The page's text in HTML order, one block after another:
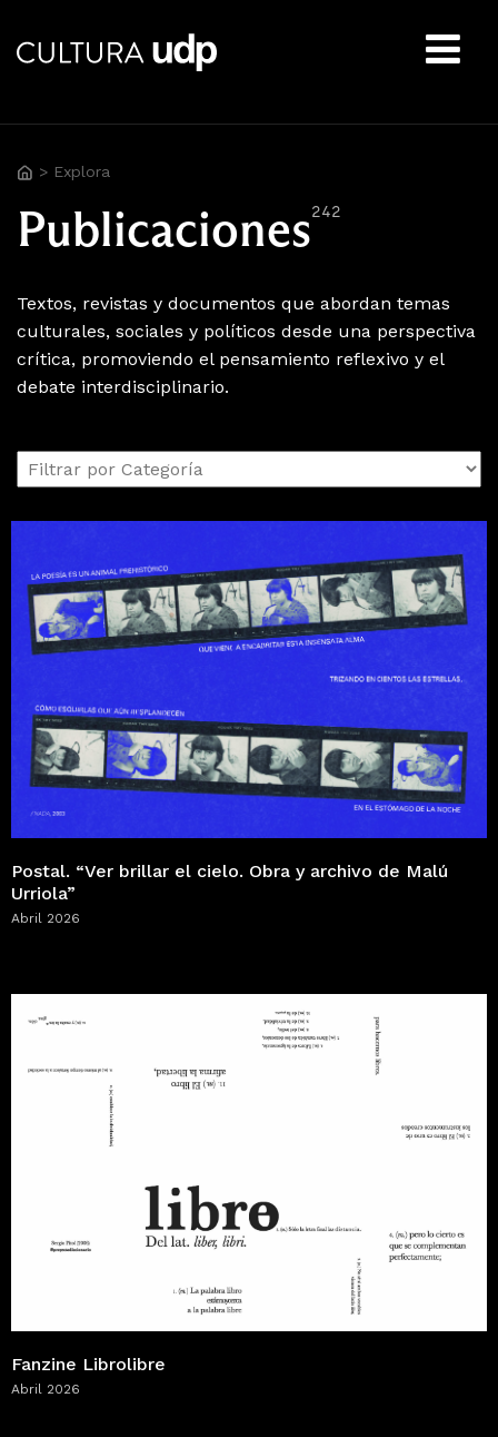
> Explora
Publicaciones242
Textos, revistas y documentos que abordan temas
culturales, sociales y políticos desde una perspectiva
crítica, promoviendo el pensamiento reflexivo y el
debate interdisciplinario.
Postal. “Ver brillar el cielo. Obra y archivo de Malú
Urriola”
Abril 2026
Fanzine Librolibre
Abril 2026